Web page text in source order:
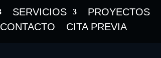
SERVICIOS PROYECTOS
CONTACTO CITA PREVIA